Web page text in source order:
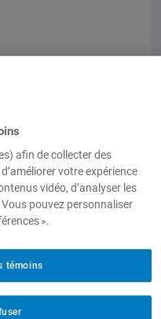
réseautage »
Pavillon
Fakihi,
internationale
limitées.
afin de collecter des
votre expérience
vidéo, d’analyser les
pouvez personnaliser
».
témoins